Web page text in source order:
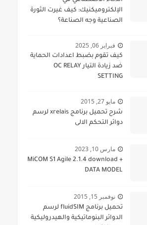
الإلكتروميكنيك: كيف غيرت الثورة
الصناعية وجه الصناعة؟
فبراير 06, 2025
كيف تقوم بضبط اعدادات الحماية
ضد زيادة التيار OC RELAY
SETTING
مايو 27, 2015
شرح تحميل برنامج xrelais لرسم
دوائر التحكم الالى
مارس 10, 2023
MiCOM S1 Agile 2.1.4 download +
DATA MODEL
نوفمبر 15, 2015
تحميل برنامج fluidSIM لرسم
الدوائر البنوماتيكية والهيدروليكية